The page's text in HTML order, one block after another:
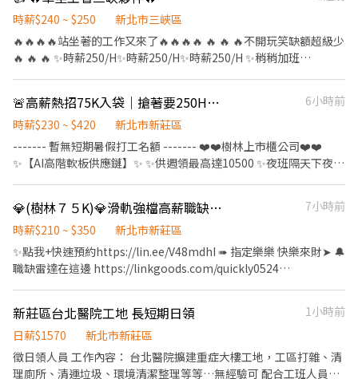
運動中心4分鐘 ✈️樹林家樂福6分鐘 ✈️秀泰影城8分鐘 ✈️樹林火車站8
高薪職缺找【林林🎀Luna】✦ 📩ID：@953jhhqr (要加@) ➡️點擊
快速✚好友： https://lin.ee/o0sJSJk ☎️預約專線：0965-236580
留任獎金 日/夜 (20000 / 58000) 年終獎金 日/夜 (69600 / 82600)
(分成4份每季發放一份) 《休假制度》 做二休二 固定日/夜班 (月休
15-16天) 【上班地點】 桃園市龜山區華亞五路2號 📩 【火速卡位應
徵流程】 ➊ 點擊填寫廠商制式履歷（1分鐘完成，快速安排送
核，敏感欄位（身分證/詳細地址）錄取前皆可先不填！ ➋加入留
言： 👉https://lin.ee/OBnhVN5 私訊留下 ⌜姓名+電話 +應徵半導
時薪$240 ~ $250
新北市三峽區
🔥🔥🔥🔥站坐著的工作又來了🔥🔥🔥🔥 🔥 🔥 🔥不開玩笑缺額超級少
🔥 🔥 🔥 ✨時薪250/H✨時薪250/H✨時薪250/H ✨稍稍加班
壓力 ✅工作地點：三峽 ✅免費供餐 ✅免費汽機車停車位 👉無經驗可
👉提供日領、週領 👉依照指示將產品簡單組裝 👉整理和檢查組裝
完成的商品 👉週休二日⏰ 時間好安排 #日領全薪 #高額週領一萬 #
轉他人帳戶 #現金 #八德 #龜山 #鶯歌 #土城#大溪#桃園#新北 #周休
🚨高薪熱招75K入袋｜搶著要250H🚨周領高達10500🎉上市櫃公司🎉搶先報名
6小時前
時薪$230 ~ $420
新北市新莊區
------- 暫無短期暑假打工名額 ------- ❤️❤️樹林上市櫃公司❤️❤️
✨【AI高階軟板供應鏈】✨ ✨供週領最高達10500 ✨夜班隔天下夜 ✨
公車直達廠區＜樹林中學站＞ 樹林火車站步行10分鐘
─────────────────── ❤️【工作地點】樹林博
愛街(近樹林火車站、樹林高中) ❤️【主要產品】5G產業 無線充電盤
藍芽耳機 ❤️【工作內容】機台操作 組裝 品檢 ❤️【休息時間】上下
午各10分、中午1H ❤️【休假方式】休六日 【上班時間/薪資結構】
班19:50-05:10 時薪250/H $44,000-$75,900
─────────────────── 📲應徵方式： ✦高薪職
好友： https://lin.ee/o0sJSJk ☎️預約專線：0965-236580
💎(樹林７５K)💎滑軌強檔高薪職缺💎便服上工💎免無塵衣💎週休二日💎
7小時前
時薪$210 ~ $350
新北市新莊區
✨點我+快速預約https://lin.ee/V48mdhI ➠ 指定樂樂 快樂來財➤ 🔔
職缺雷達在這邊 https://linkgoods.com/quickly0524
搜尋可直接加好友 ➖➖➖➖➖➖➖➖➖➖➖➖➖➖➖ 【上市上櫃公司】✨
技術型強檔高薪職缺 ✨抽屜/櫃版滑軌✨夾娃娃機的機械手臂 ❤️簡單
滑軌處理組裝｜就像組玩具❤️ ⭐️週領高達$7200 ⭐️便服上工免無塵衣
⭐️提供免費機車位汽車位 ⭐️提供美味員工餐廳 ⭐️提供吸菸區 ⭐️廠內有
新莊區台北醫院工地 長短期日領
1小時前
日薪$1570
新北市新莊區
徵日領人員 工作內容： 台北醫院擴建重症大樓工地，工區打雜、清
理廁所、清運垃圾、環境清潔整理等等…無經驗可 配合工班人員